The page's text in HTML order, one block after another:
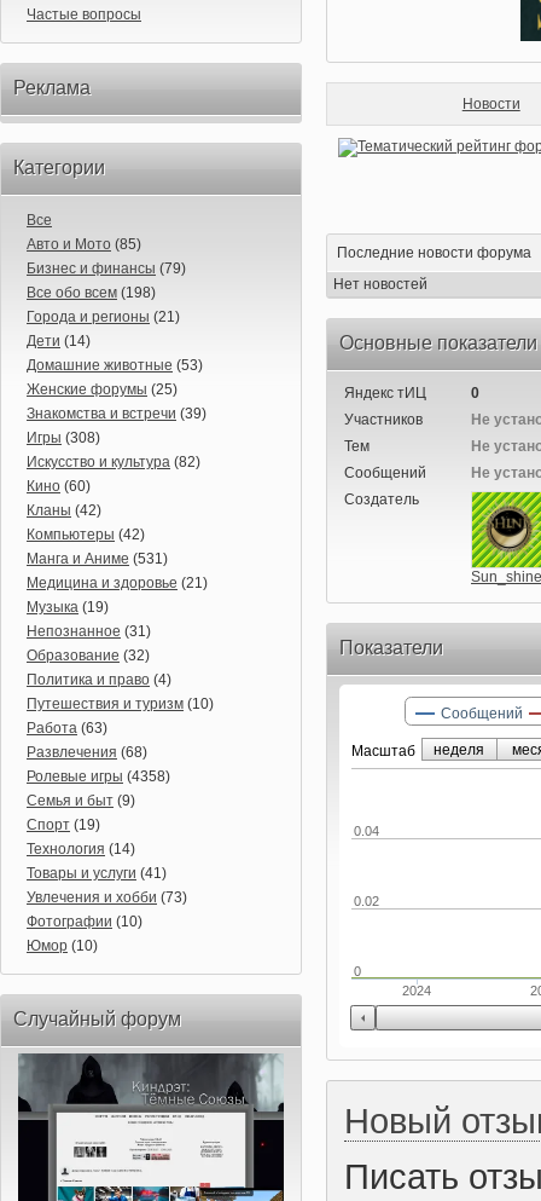
Частые вопросы
Реклама
Категории
Все
Авто и Мото (85)
Бизнес и финансы (79)
Все обо всем (198)
Города и регионы (21)
Дети (14)
Домашние животные (53)
Женские форумы (25)
Знакомства и встречи (39)
Игры (308)
Искусство и культура (82)
Кино (60)
Кланы (42)
Компьютеры (42)
Манга и Аниме (531)
Медицина и здоровье (21)
Музыка (19)
Непознанное (31)
Образование (32)
Политика и право (4)
Путешествия и туризм (10)
Работа (63)
Развлечения (68)
Ролевые игры (4358)
Семья и быт (9)
Спорт (19)
Технология (14)
Товары и услуги (41)
Увлечения и хобби (73)
Фотографии (10)
Юмор (10)
Случайный форум
Новости
Последние новости форума
Нет новостей
Основные
Яндекс тИЦ
0
Участников
Не
Тем
Не
Сообщений
Не
Создатель
Sun_shine
Показатели
Маcштаб
2024
0
0.02
0.04
Сообщений
неделя
Новый
Писать